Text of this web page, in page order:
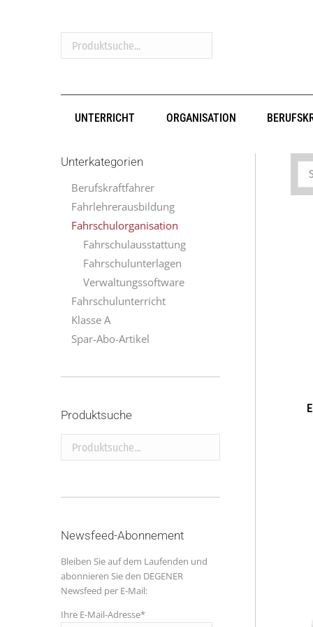
Produktsuche...
UNTERRICHT ORGANISATION
Unterkategorien
Berufskraftfahrer
Fahrlehrerausbildung
Fahrschulorganisation
Fahrschulausstattung
Fahrschulunterlagen
Verwaltungssoftware
Fahrschulunterricht
Klasse A
Spar-Abo-Artikel
Produktsuche
Produktsuche...
Newsfeed-Abonnement
Bleiben Sie auf dem Laufenden und
abonnieren Sie den DEGENER
Newsfeed per E-Mail:
Ihre E-Mail-Adresse*